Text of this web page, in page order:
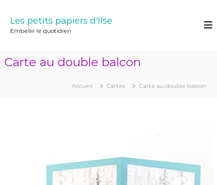
Les petits papiers d'Ilse
Embellir le quotidien
Carte au double balcon
Accueil Cartes Carte au double balcon